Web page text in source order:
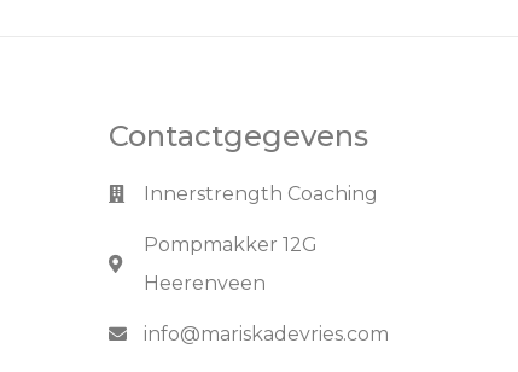
Contactgegevens
Innerstrength Coaching
Pompmakker 12G
Heerenveen
info@mariskadevries.com